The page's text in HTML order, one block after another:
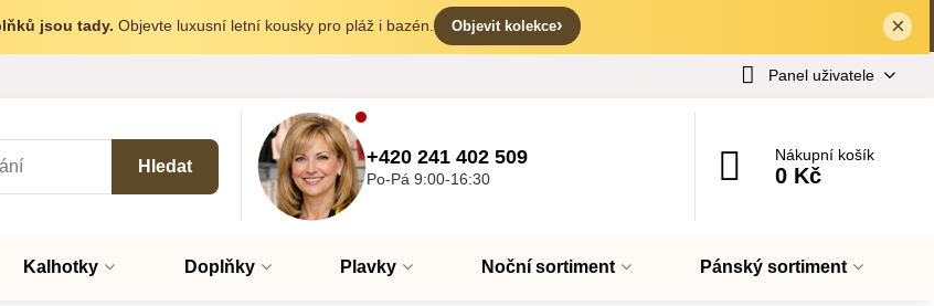
✕×
jsou tady. Objevte luxusní letní kousky pro pláž i bazén. Objevit kolekce›
Panel uživatele
Hledat +420 241 402 509
Po-Pá 9:00-16:30
Nákupní košík
0 Kč
Kalhotky Doplňky Plavky Noční sortiment Pánský sortiment